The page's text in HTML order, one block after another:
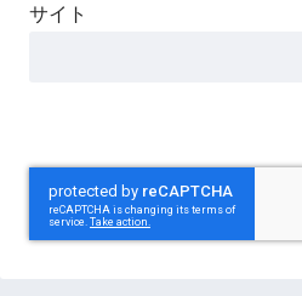
サイト